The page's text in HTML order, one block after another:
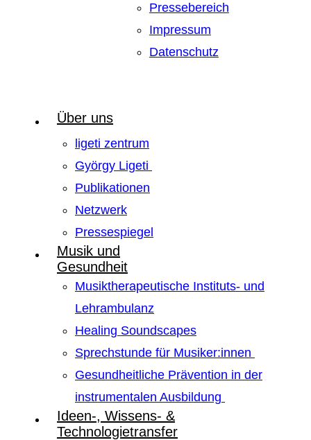
Pressebereich
Impressum
Datenschutz
Über uns
ligeti zentrum
György Ligeti
Publikationen
Netzwerk
Pressespiegel
Musik und
Gesundheit
Musiktherapeutische Instituts- und
Lehrambulanz
Healing Soundscapes
Sprechstunde für Musiker:innen
Gesundheitliche Prävention in der
instrumentalen Ausbildung
Ideen-, Wissens- &
Technologietransfer